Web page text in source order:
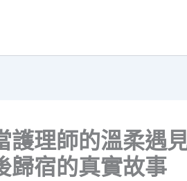
護理師的溫柔遇
歸宿的真實故事